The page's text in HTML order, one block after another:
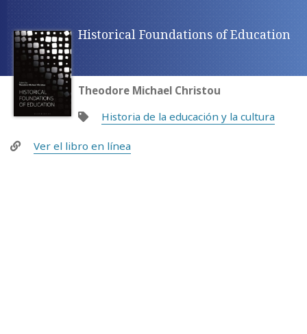
Historical Foundations of Education
Theodore Michael Christou
Historia de la educación y la cultura
Ver el libro en línea